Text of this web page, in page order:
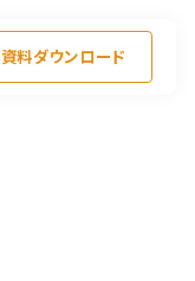
資料ダウンロード